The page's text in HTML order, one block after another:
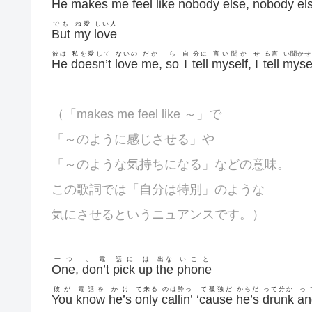
He makes me feel like nobody else, nobody
But
でも
my
ね愛
love
しい人
He
彼は
doesn’t
私を愛して
love
ないの
me
だか
, so
ら
I
自
tell
分に
myself
言い聞か
, I
せ
tell
る言 い聞かせ
（「makes me feel like ～」で
「～のように感じさせる」や
「～のような気持ちになる」などの意味。
この歌詞では「自分は特別」のような
気にさせるというニュアンスです。）
One
一つ
, don’t
、電
pick
話に
up
は
the
出な
phone
いこと
You
彼が
know
電話を
he’s
かけ
only
て来る
callin’
のは酔っ
‘cause
て孤独だ
he’s
からだ
drunk
って分か っ